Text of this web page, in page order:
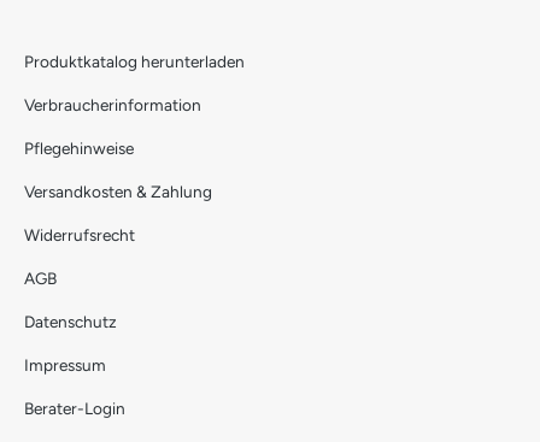
Produktkatalog herunterladen
Verbraucherinformation
Pflegehinweise
Versandkosten & Zahlung
Widerrufsrecht
AGB
Datenschutz
Impressum
Berater-Login